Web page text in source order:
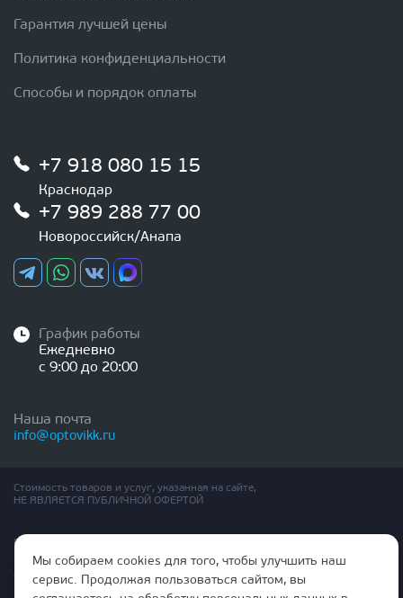
Гарантия лучшей цены
Политика конфиденциальности
Способы и порядок оплаты
+7 918 080 15 15
Краснодар
+7 989 288 77 00
Новороссийск/Анапа
График работы
Ежедневно
с 9:00 до 20:00
Наша почта
info@optovikk.ru
Стоимость товаров и услуг, указанная на сайте,
НЕ ЯВЛЯЕТСЯ ПУБЛИЧНОЙ ОФЕРТОЙ
Правила эксплутации входных и межкомнатных дверей
Политика обработки персональных данных
Согласие на обработку персональных данных
Мы собираем cookies для того, чтобы улучшить наш
сервис. Продолжая пользоваться сайтом, вы